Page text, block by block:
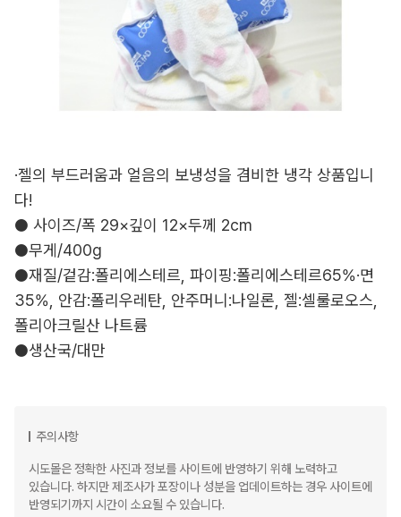
·젤의 부드러움과 얼음의 보냉성을 겸비한 냉각 상품입니
다!
● 사이즈/폭 29×깊이 12×두께 2cm
●무게/400g
●재질/겉감:폴리에스테르, 파이핑:폴리에스테르65%·면
35%, 안감:폴리우레탄, 안주머니:나일론, 젤:셀룰로오스,
폴리아크릴산 나트륨
●생산국/대만
주의사항
시도몰은 정확한 사진과 정보를 사이트에 반영하기 위해 노력하고
있습니다. 하지만 제조사가 포장이나 성분을 업데이트하는 경우 사이트에
반영되기까지 시간이 소요될 수 있습니다.